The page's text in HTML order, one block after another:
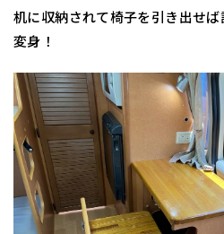
机に収納されて椅子を引き出せば
変身！